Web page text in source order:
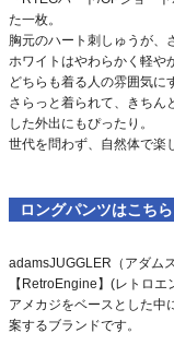
た一枚。
胸元のハート刺しゅうが、
ホワイトはやわらかく軽や
どちらも着る人の雰囲気に
さらっと着られて、きちん
した外出にもぴったり。
世代を問わず、自然体で楽
ロングパンツはこちら
adamsJUGGLER（アダム
【RetroEngine】(レトロエ
アメカジをベースとした中
案するブランドです。